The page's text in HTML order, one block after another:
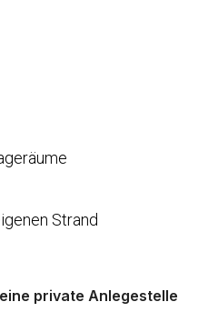
Strand
private Anlegestelle